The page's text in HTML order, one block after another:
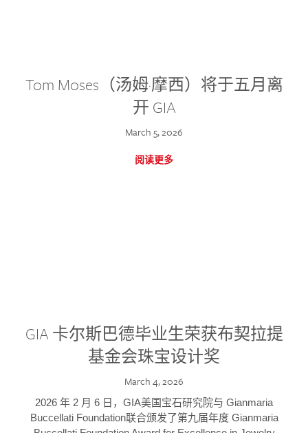
Tom Moses（汤姆·摩西）将于五月离
开 GIA
March 5, 2026
阅读更多
GIA 卡尔斯巴德毕业生荣获布契拉提
基金会珠宝设计奖
March 4, 2026
2026 年 2 月 6 日，GIA美国宝石研究院与 Gianmaria
Buccellati Foundation联合颁发了第九届年度 Gianmaria